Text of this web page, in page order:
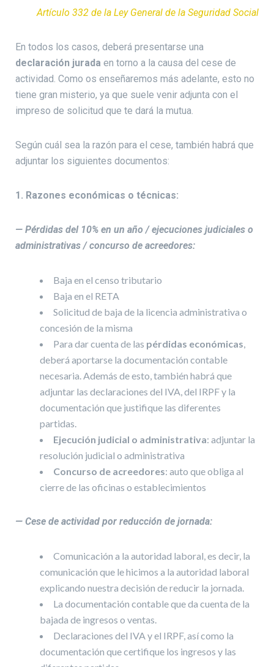
Artículo 332 de la Ley General de la Seguridad Social
En todos los casos, deberá presentarse una
declaración jurada en torno a la causa del cese de
actividad. Como os enseñaremos más adelante, esto no
tiene gran misterio, ya que suele venir adjunta con el
impreso de solicitud que te dará la mutua.
Según cuál sea la razón para el cese, también habrá que
adjuntar los siguientes documentos:
1. Razones económicas o técnicas:
— Pérdidas del 10% en un año / ejecuciones judiciales o
administrativas / concurso de acreedores:
Baja en el censo tributario
Baja en el RETA
Solicitud de baja de la licencia administrativa o
concesión de la misma
Para dar cuenta de las pérdidas económicas,
deberá aportarse la documentación contable
necesaria. Además de esto, también habrá que
adjuntar las declaraciones del IVA, del IRPF y la
documentación que justifique las diferentes
partidas.
Ejecución judicial o administrativa: adjuntar la
resolución judicial o administrativa
Concurso de acreedores: auto que obliga al
cierre de las oficinas o establecimientos
— Cese de actividad por reducción de jornada:
Comunicación a la autoridad laboral, es decir, la
comunicación que le hicimos a la autoridad laboral
explicando nuestra decisión de reducir la jornada.
La documentación contable que da cuenta de la
bajada de ingresos o ventas.
Declaraciones del IVA y el IRPF, así como la
documentación que certifique los ingresos y las